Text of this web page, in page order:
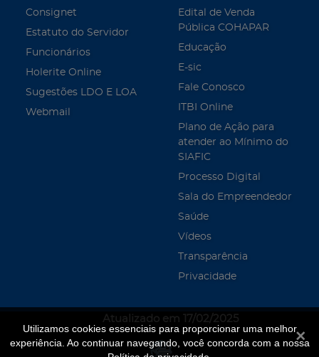
Utilizamos cookies essenciais para proporcionar uma melhor
experiência. Ao continuar navegando, você concorda com a nossa
Consignet
Estatuto do Servidor
Funcionários
Holerite Online
Sugestões LDO E LOA
Webmail
Edital de Venda
Pública COHAPAR
Educação
E-sic
Fale Conosco
ITBI Online
Plano de Ação para
atender ao Mínimo do
SIAFIC
Processo Digital
Sala do Empreendedor
Saúde
Vídeos
Transparência
Privacidade
Atualizado em 17/02/2025